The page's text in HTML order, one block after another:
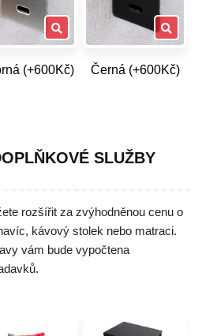
(+600Kč) Černá (+600Kč)
SLUŽBY
rozšířit za zvýhodněnou cenu o
kávový stolek nebo matraci.
vám bude vypočtena